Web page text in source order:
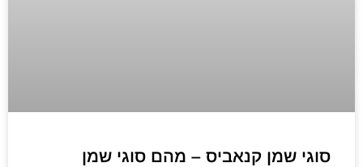
סוגי שמן קנאביס – מהם סוגי שמן